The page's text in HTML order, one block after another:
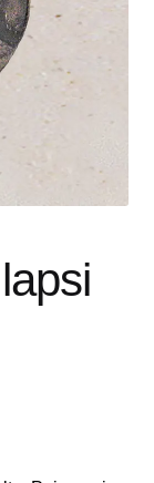
tason
valikko
valikko